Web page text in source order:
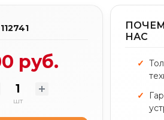
112741
руб.
шт
НАС